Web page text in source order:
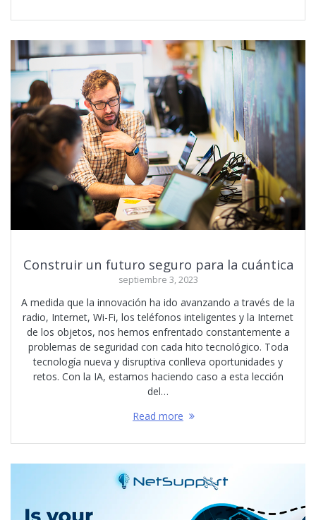
Construir un futuro seguro para la cuántica
septiembre 3, 2023
A medida que la innovación ha ido avanzando a través de la
radio, Internet, Wi-Fi, los teléfonos inteligentes y la Internet
de los objetos, nos hemos enfrentado constantemente a
problemas de seguridad con cada hito tecnológico. Toda
tecnología nueva y disruptiva conlleva oportunidades y
retos. Con la IA, estamos haciendo caso a esta lección
del…
Read more